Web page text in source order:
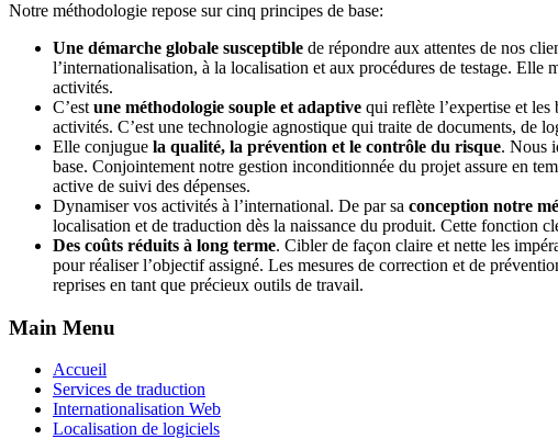
Notre méthodologie repose sur cinq principes de base:
Une démarche globale susceptible de répondre aux attentes de nos
l’internationalisation, à la localisation et aux procédures de testage.
activités.
C’est une méthodologie souple et adaptive qui reflète l’expertise et
activités. C’est une technologie agnostique qui traite de documents, de
Elle conjugue la qualité, la prévention et le contrôle du risque. Nous
base. Conjointement notre gestion inconditionnée du projet assure en
active de suivi des dépenses.
Dynamiser vos activités à l’international. De par sa conception notre
localisation et de traduction dès la naissance du produit. Cette fonction
Des coûts réduits à long terme. Cibler de façon claire et nette les
pour réaliser l’objectif assigné. Les mesures de correction et de
reprises en tant que précieux outils de travail.
Main Menu
Accueil
Services de traduction
Internationalisation Web
Localisation de logiciels